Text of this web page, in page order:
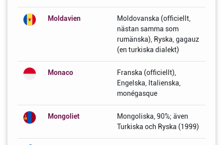
Moldavien
Moldovanska (officiellt,
nästan samma som
rumänska), Ryska, gagauz
(en turkiska dialekt)
Monaco
Franska (officiellt),
Engelska, Italienska,
monégasque
Mongoliet
Mongoliska, 90%; även
Turkiska och Ryska (1999)